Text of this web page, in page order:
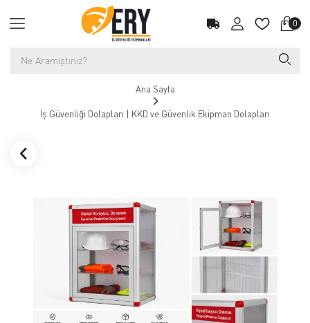
0
Ana Sayfa
İş Güvenliği Dolapları | KKD ve Güvenlik Ekipman Dolapları